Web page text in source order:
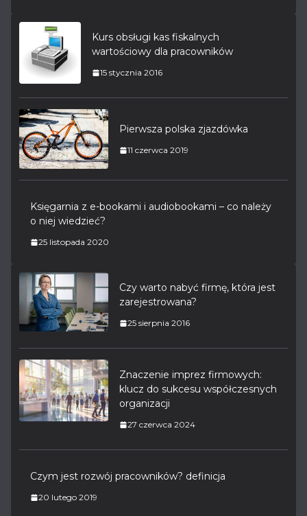
Kurs obsługi kas fiskalnych
wartościowy dla pracowników
15 stycznia 2016
Pierwsza polska zjazdówka
11 czerwca 2019
Księgarnia z e-bookami i audiobookami – co należy
o niej wiedzieć?
25 listopada 2020
Czy warto nabyć firmę, która jest
zarejestrowana?
25 sierpnia 2016
Znaczenie imprez firmowych:
klucz do sukcesu współczesnych
organizacji
27 czerwca 2024
Czym jest rozwój pracowników? definicja
20 lutego 2019